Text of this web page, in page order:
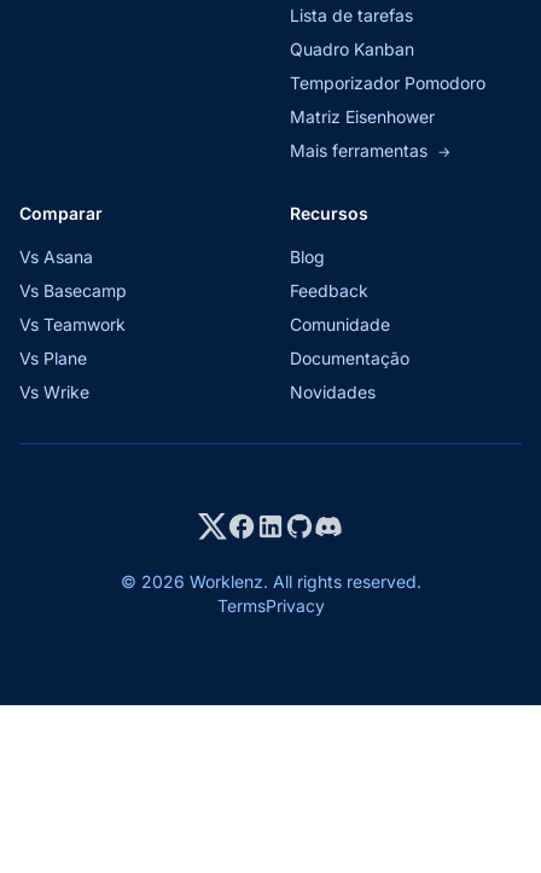
Lista de tarefas
Quadro Kanban
Temporizador Pomodoro
Matriz Eisenhower
Mais ferramentas →
Comparar
Vs Asana
Vs Basecamp
Vs Teamwork
Vs Plane
Vs Wrike
Recursos
Blog
Feedback
Comunidade
Documentação
Novidades
© 2026 Worklenz. All rights reserved.
TermsPrivacy